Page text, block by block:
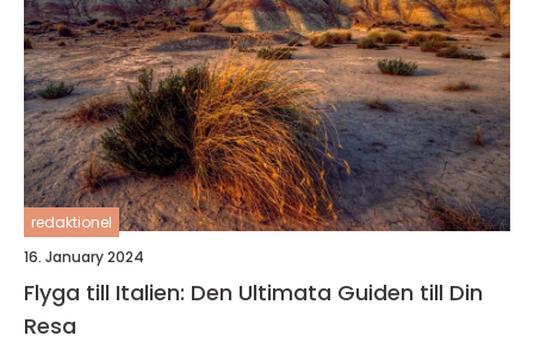
redaktionel
16. January 2024
Flyga till Italien: Den Ultimata Guiden till Din
Resa